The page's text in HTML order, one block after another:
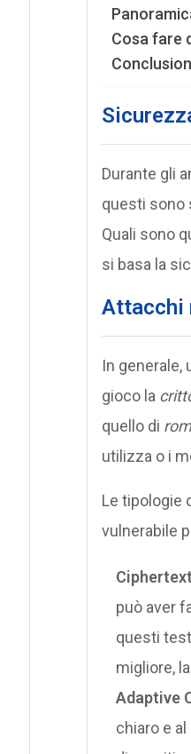
Cosa fare
Durante gli
questi sono
Quali sono
si basa la
Attacchi
In generale,
gioco la
quello di
utilizza o i
Le tipologie
vulnerabile
può aver
questi
migliore,
Adaptive
chiaro e